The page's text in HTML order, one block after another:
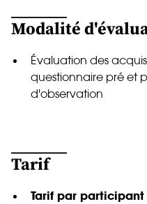
Modalité
Évaluation des
questionnaire pré et
d'observation
Tarif
Tarif par